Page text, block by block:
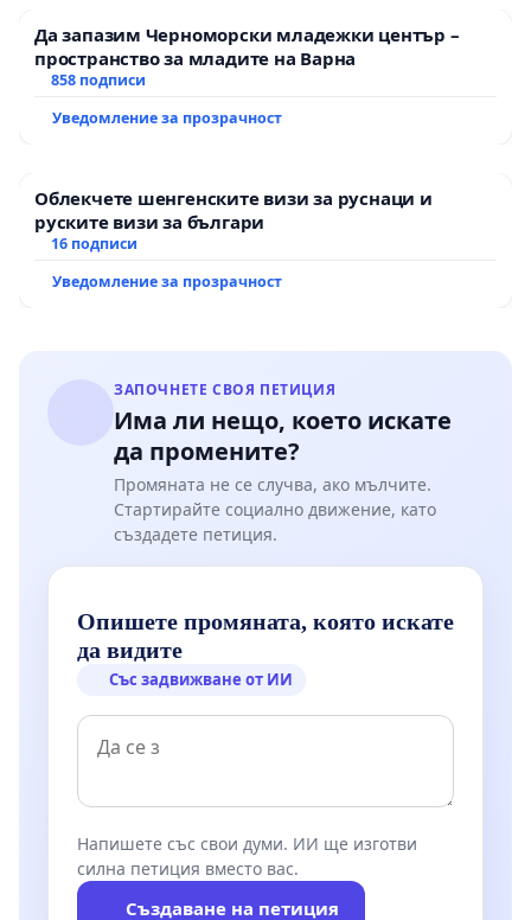
Да запазим Черноморски младежки център –
пространство за младите на Варна
858 подписи
Уведомление за прозрачност
Облекчете шенгенските визи за руснаци и
руските визи за българи
16 подписи
Уведомление за прозрачност
ЗАПОЧНЕТЕ СВОЯ ПЕТИЦИЯ
Има ли нещо, което искате
да промените?
Промяната не се случва, ако мълчите.
Стартирайте социално движение, като
създадете петиция.
Опишете промяната, която искате
да видите
Със задвижване от ИИ
Напишете със свои думи. ИИ ще изготви
силна петиция вместо вас.
Създаване на петиция